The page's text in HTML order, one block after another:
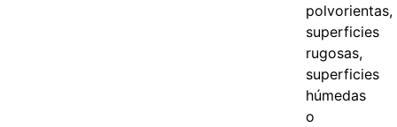
polvorientas,
superficies
rugosas,
superficies
húmedas
o